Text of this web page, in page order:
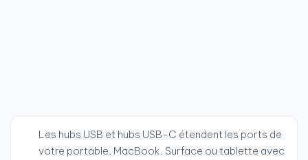
Les hubs USB et hubs USB-C étendent les ports de
votre portable, MacBook, Surface ou tablette avec